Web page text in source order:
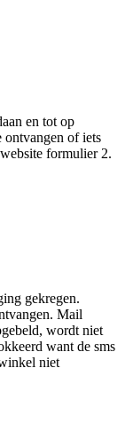
en tot op
ontvangen of iets
formulier 2.
gekregen.
Mail
wordt niet
want de sms
niet